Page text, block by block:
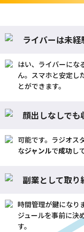
ライバーは未
はい、ライバーにな
ん。スマホと安定し
とができます。
顔出しなしでも
可能です。ラジオス
なジャンルで成功 し
副業として取り
時間管理が鍵になり
ジュールを事前に決
す。